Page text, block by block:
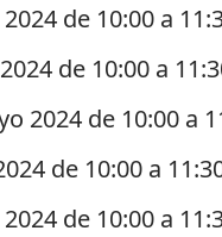
de 10:00 a
de 10:00 a
2024 de 10:00 a
de 10:00 a
de 10:00 a